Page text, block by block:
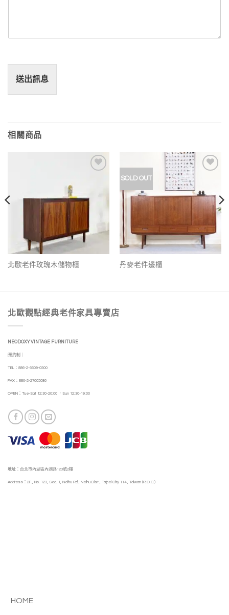
送出訊息
相關商品
北歐老件玫瑰木儲物櫃
SOLD OUT
收藏
丹麥老件邊櫃
北歐觀點經典老件家具專賣店
NEODOXY VINTAGE FURNITURE
|預約制｜
TEL：886-2-6609-0500
FAX：886-2-27005086
OPEN：Tue-Sat 12:30-20:00 ．Sun 12:30-19:00
地址：台北市內湖區內湖路123號2樓
Address：2F., No. 123, Sec. 1, Neihu Rd., Neihu Dist., Taipei City 114 , Taiwan (R.O.C.)
HOME